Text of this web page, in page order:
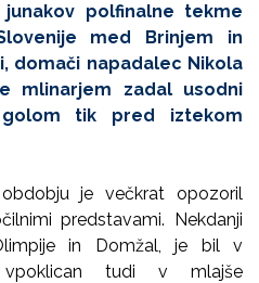
polfinalne tekme
med Brinjem in
domači napadalec Nikola
mlinarjem zadal usodni
tik pred iztekom
je večkrat opozoril
predstavami. Nekdanji
in Domžal, je bil v
vpoklican tudi v mlajše